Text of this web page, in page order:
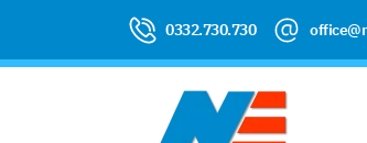
0332.730.730